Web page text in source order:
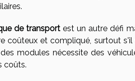
de transport est un autre défi
coûteux et compliqué, surtout
modules nécessite des
coûts.